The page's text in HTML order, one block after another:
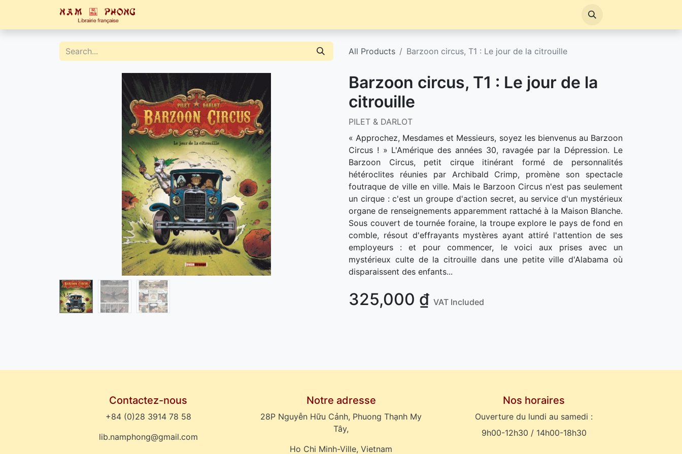
All Products Barzoon circus, T1 : Le jour de la citrouille
Barzoon circus, T1 : Le jour de la
citrouille
PILET & DARLOT
« Approchez, Mesdames et Messieurs, soyez les bienvenus au Barzoon
Circus ! » L'Amérique des années 30, ravagée par la Dépression. Le
Barzoon Circus, petit cirque itinérant formé de personnalités
hétéroclites réunies par Archibald Crimp, promène son spectacle
foutraque de ville en ville. Mais le Barzoon Circus n'est pas seulement
un cirque : c'est un groupe d'action secret, au service d'un mystérieux
organe de renseignements apparemment rattaché à la Maison Blanche.
Sous couvert de tournée foraine, la troupe explore le pays de fond en
comble, résout d'effrayants mystères ayant attiré l'attention de ses
employeurs : et pour commencer, le voici aux prises avec un
mystérieux culte de la citrouille dans une petite ville d'Alabama où
disparaissent des enfants...
325,000 ₫ VAT Included
Contactez-nous
+84 (0)28 3914 78 58
lib.namphong@gmail.com
Notre adresse
28P Nguyễn Hữu Cảnh, Phuong Thạnh My
Tây,
Ho Chi Minh-Ville, Vietnam
Nos horaires
Ouverture du lundi au samedi :
9h00-12h30 / 14h00-18h30